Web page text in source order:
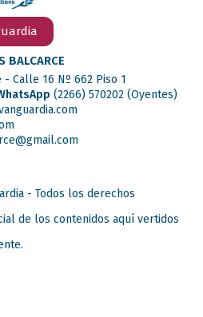
BALCARCE
Calle 16 Nº 662 Piso 1
(2266) 570202 (Oyentes)
- Todos los derechos
de los contenidos aquí vertidos